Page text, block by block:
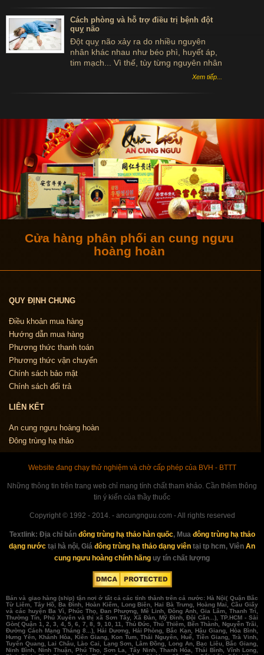
mạch máu não mục đích là nâng cao
sức khỏe cho bệnh nhân bị tai biến.
Cách phòng và hỗ trợ điều trị bệnh đột
quỵ não
Đột quỵ não xảy ra do nhiều nguyên
nhân khác nhau như béo phì, huyết áp,
tim mạch... Vì thế, tùy từng nguyên nhân
cụ thể mà các bác sĩ đưa ra nhiều cách
nhau giúp bệnh nhân cải thiện tình trạng
Xem tiếp...
Cửa hàng phân phối an cung ngưu
hoàng hoàn
QUY ĐỊNH CHUNG
Điều khoản mua hàng
Hướng dẫn mua hàng
Phương thức thanh toán
Phương thức vận chuyển
Chính sách bảo mật
Chính sách đổi trả
LIÊN KẾT
An cung ngưu hoàng hoàn
Đông trùng hạ thảo
Website đang chạy thử nghiệm và chờ cấp phép của BVH - BTTT
Những thông tin trên trang web chỉ mang tính chất tham khảo. Cần thêm thông
tin ý kiến của thầy thuốc
Copyright © 1992 - 2014. - ancungnguu.com - All rights reserved
Textlink: Địa chỉ bán đông trùng hạ thảo hàn quốc, Mua đông trùng hạ thảo
dạng nước tại hà nội, Giá đông trùng hạ thảo dạng viên tại tp hcm, Viên An
cung ngưu hoàng chính hãng uy tín chất lượng
Bán và giao hàng (ship) tận nơi ở tất cả các tỉnh thành trên cả nước: Hà Nội( Quận Bắc
Từ Liêm, Tây Hồ, Ba Đình, Hoàn Kiếm, Long Biên, Hai Bà Trưng, Hoàng Mai, Cầu Giấy
và các huyện Ba Vì, Phúc Thọ, Đan Phượng, Mê Linh, Đông Anh, Gia Lâm, Thanh Trì,
Thường Tín, Phú Xuyên và thị xã Sơn Tây, Xã Đàn, Mỹ Đình, Đội Cấn...), TP.HCM - Sài
Gòn( Quận 1, 2, 3, 4, 5, 6, 7, 8, 9, 10, 11, Thủ Đức, Thủ Thiêm, Bến Thành, Nguyễn Trãi,
Đường Cách Mạng Tháng 8...), Hải Dương, Hải Phòng, Bắc Kạn, Hậu Giang, Hòa Bình,
Hưng Yên, Khánh Hòa, Kiên Giang, Kon Tum, Thái Nguyên, Huế, Tiền Giang, Trà Vinh,
Tuyên Quang, Lai Châu, Lào Cai, Lạng Sơn, Lâm Đồng, Long An, Bạc Liêu, Bắc Giang,
Ninh Bình, Ninh Thuận, Phú Thọ, Sơn La, Tây Ninh, Thanh Hóa, Thái Bình, Vĩnh Long,